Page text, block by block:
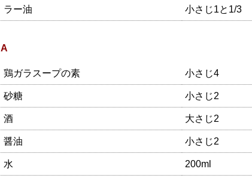
ラー油 小さじ1と1/3
A
鶏ガラスープの素 小さじ4
砂糖 小さじ2
酒 大さじ2
醤油 小さじ2
水 200ml